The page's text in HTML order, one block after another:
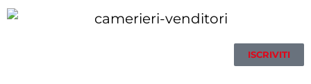
ISCRIVITI